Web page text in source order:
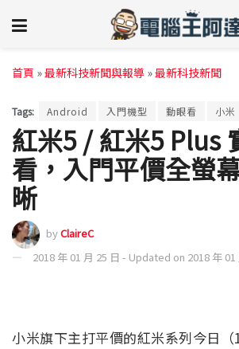
首頁 »最新科技新聞與報導 »最新科技新聞
Tags: Android 入門機型 動眼看 小米
紅米5 / 紅米5 Plus
看，入門平價全螢
晰
byClaireC
2018 年 01 月 25 日 - Updated on 2018 年 01
小米旗下主打平價的紅米系列今日